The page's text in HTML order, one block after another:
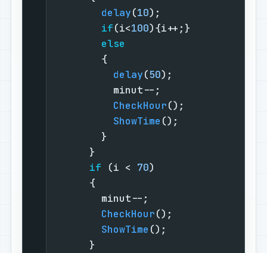
delay(10
if(i<100
else
delay(50
CheckHour
ShowTime
if (i < 70
CheckHour
ShowTime